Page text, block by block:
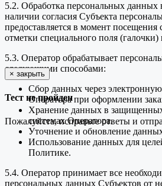
× закрыть
Тест не пройден
Пожалуйста, исправьте ответы и
5.2. Обработка персональных данных
наличии согласия Субъекта
предоставляется в момент посещения
отметки специального поля
5.3. Оператор обрабатывает
следующими способами:
Сбор данных через
Оператора при оформлении
Хранение данных в
системах Оператора.
Уточнение и обновление
Использование данных для
Политике.
5.4. Оператор принимает все
персональных данных Субъектов от